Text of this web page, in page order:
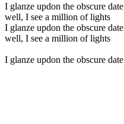
I glanze updon the obscure date
well, I see a million of lights
I glanze updon the obscure date
well, I see a million of lights
I glanze updon the obscure date